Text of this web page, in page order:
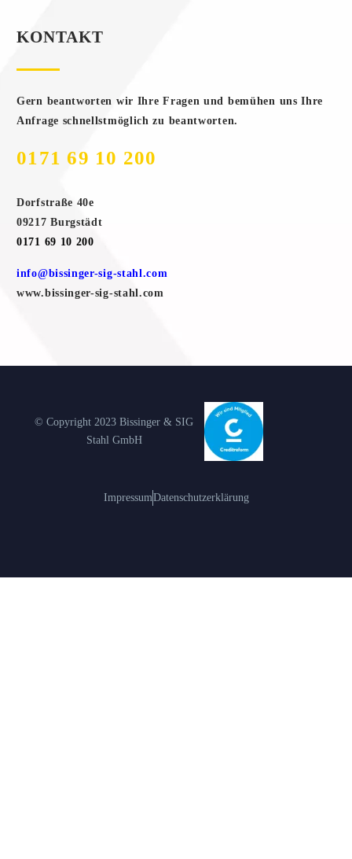
KONTAKT
Gern beantworten wir Ihre Fragen und bemühen uns Ihre
Anfrage schnellstmöglich zu beantworten.
0171 69 10 200
Dorfstraße 40e
09217 Burgstädt
0171 69 10 200
info@bissinger-sig-stahl.com
www.bissinger-sig-stahl.com
© Copyright 2023 Bissinger & SIG
Stahl GmbH
ImpressumDatenschutzerklärung